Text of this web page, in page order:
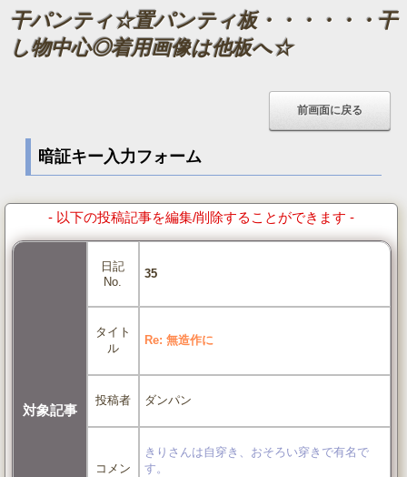
干パンティ☆置パンティ板・・・・・・干
し物中心◎着用画像は他板へ☆
暗証キー入力フォーム
- 以下の投稿記事を編集/削除することができます -
対象記事
日記
No.
35
タイト
ル
Re: 無造作に
投稿者 ダンパン
コメン
きりさんは自穿き、おそろい穿きで有名で
す。